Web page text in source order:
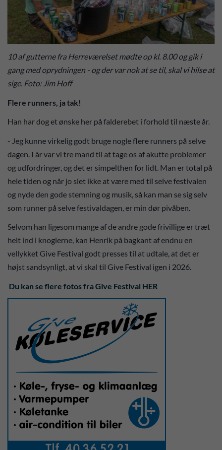
10 af gutterne fra Herreværelset mødte op kl. 8.00 og gik i
gang med oprydningen - og der var nok at se til, skal vi hilse at
sige. Foto: Jim Hoff
Flere runners, ja tak!
Han har dog et ønske her på falderebet i forhold til næste år.
- Jeg kunne virkelig godt bruge nogle flere runners på selve
dagen. I år var vi tre mand til at tage os af akutte problemer
og udfordringer, og det er simpelthen for lidt. Man er total på
hele tiden og når jo slet ikke at være med til selve festivalen
og nyde den gode stemning og musik, så kan man se sig selv
som runner på selve festivaldagen, er min dør pivåben.
Selvom han ligesom mange af de andre gode frivillige er træt
helt ind i knoglerne, kan Henrik på bagkant af endnu en
vellykket Give Festival godt presses til at udtale, at det er
højst sandsynligt, at vi skal til Give Festival igen i 2026.
Du kan se flere fotos fra Give Festival HER